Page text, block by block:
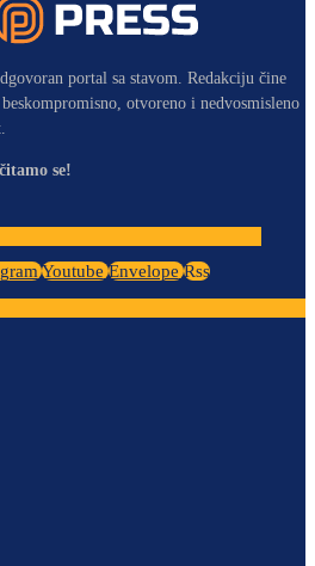
portal sa stavom. Redakciju čine
otvoreno i nedvosmisleno
se!
Youtube Envelope Rss